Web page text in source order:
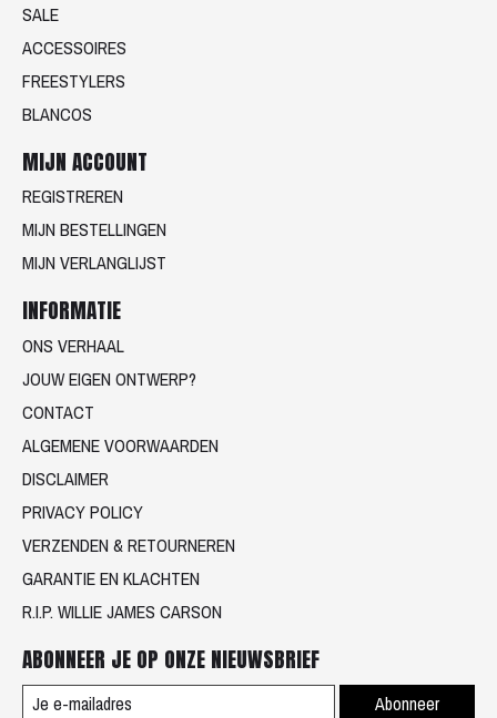
SALE
ACCESSOIRES
FREESTYLERS
BLANCOS
MIJN ACCOUNT
REGISTREREN
MIJN BESTELLINGEN
MIJN VERLANGLIJST
INFORMATIE
ONS VERHAAL
JOUW EIGEN ONTWERP?
CONTACT
ALGEMENE VOORWAARDEN
DISCLAIMER
PRIVACY POLICY
VERZENDEN & RETOURNEREN
GARANTIE EN KLACHTEN
R.I.P. WILLIE JAMES CARSON
ABONNEER JE OP ONZE NIEUWSBRIEF
Abonneer